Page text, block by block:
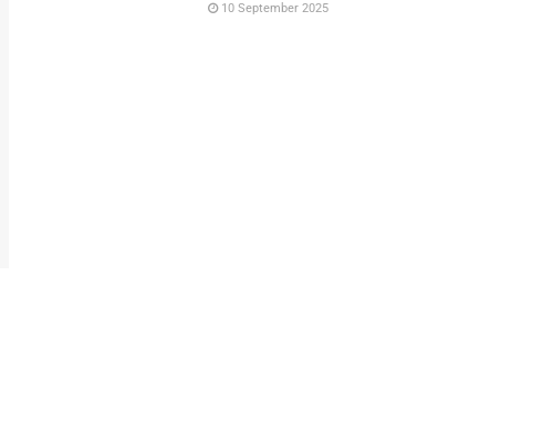
10 September 2025